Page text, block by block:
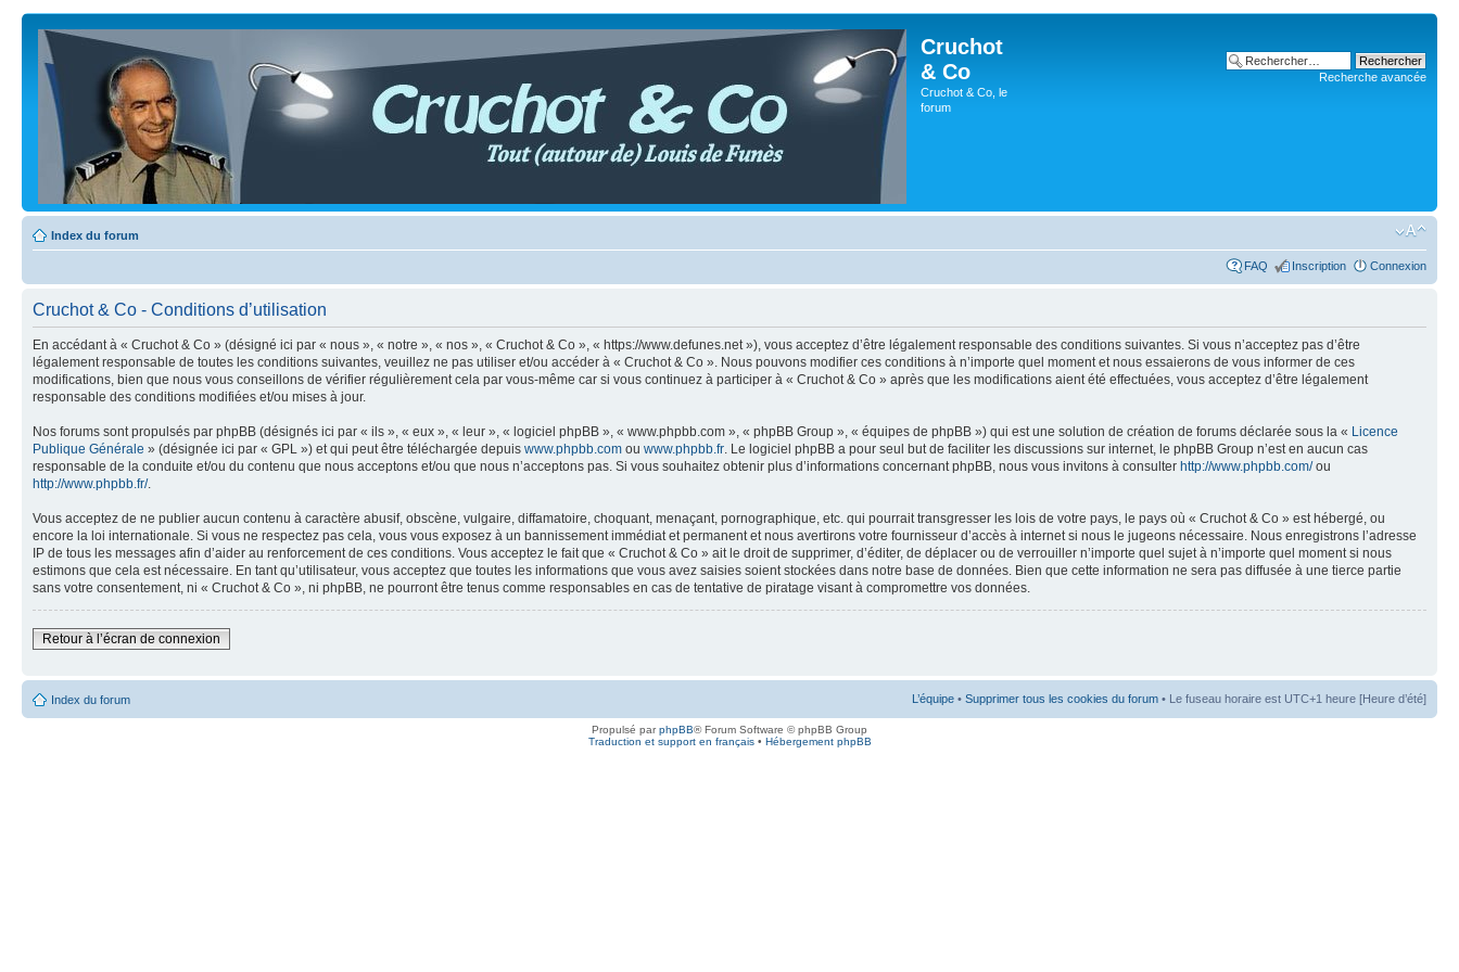
Cruchot
& Co
Cruchot & Co, le
forum
Recherche avancée
Index du forum
FAQ Inscription Connexion
Cruchot & Co - Conditions d’utilisation
En accédant à « Cruchot & Co » (désigné ici par « nous », « notre », « nos », « Cruchot & Co », « https://www.defunes.net »), vous acceptez d’être légalement responsable des conditions suivantes. Si vous n’acceptez pas d’être
légalement responsable de toutes les conditions suivantes, veuillez ne pas utiliser et/ou accéder à « Cruchot & Co ». Nous pouvons modifier ces conditions à n’importe quel moment et nous essaierons de vous informer de ces
modifications, bien que nous vous conseillons de vérifier régulièrement cela par vous-même car si vous continuez à participer à « Cruchot & Co » après que les modifications aient été effectuées, vous acceptez d’être légalement
responsable des conditions modifiées et/ou mises à jour.
Nos forums sont propulsés par phpBB (désignés ici par « ils », « eux », « leur », « logiciel phpBB », « www.phpbb.com », « phpBB Group », « équipes de phpBB ») qui est une solution de création de forums déclarée sous la « Licence
Publique Générale » (désignée ici par « GPL ») et qui peut être téléchargée depuis www.phpbb.com ou www.phpbb.fr. Le logiciel phpBB a pour seul but de faciliter les discussions sur internet, le phpBB Group n’est en aucun cas
responsable de la conduite et/ou du contenu que nous acceptons et/ou que nous n’acceptons pas. Si vous souhaitez obtenir plus d’informations concernant phpBB, nous vous invitons à consulter http://www.phpbb.com/ou
http://www.phpbb.fr/.
Vous acceptez de ne publier aucun contenu à caractère abusif, obscène, vulgaire, diffamatoire, choquant, menaçant, pornographique, etc. qui pourrait transgresser les lois de votre pays, le pays où « Cruchot & Co » est hébergé, ou
encore la loi internationale. Si vous ne respectez pas cela, vous vous exposez à un bannissement immédiat et permanent et nous avertirons votre fournisseur d’accès à internet si nous le jugeons nécessaire. Nous enregistrons l’adresse
IP de tous les messages afin d’aider au renforcement de ces conditions. Vous acceptez le fait que « Cruchot & Co » ait le droit de supprimer, d’éditer, de déplacer ou de verrouiller n’importe quel sujet à n’importe quel moment si nous
estimons que cela est nécessaire. En tant qu’utilisateur, vous acceptez que toutes les informations que vous avez saisies soient stockées dans notre base de données. Bien que cette information ne sera pas diffusée à une tierce partie
sans votre consentement, ni « Cruchot & Co », ni phpBB, ne pourront être tenus comme responsables en cas de tentative de piratage visant à compromettre vos données.
Retour à l’écran de connexion
Index du forum L’équipe • Supprimer tous les cookies du forum • Le fuseau horaire est UTC+1 heure [Heure d’été]
Propulsé parphpBB® Forum Software © phpBB Group
Traduction et support en français• Hébergement phpBB